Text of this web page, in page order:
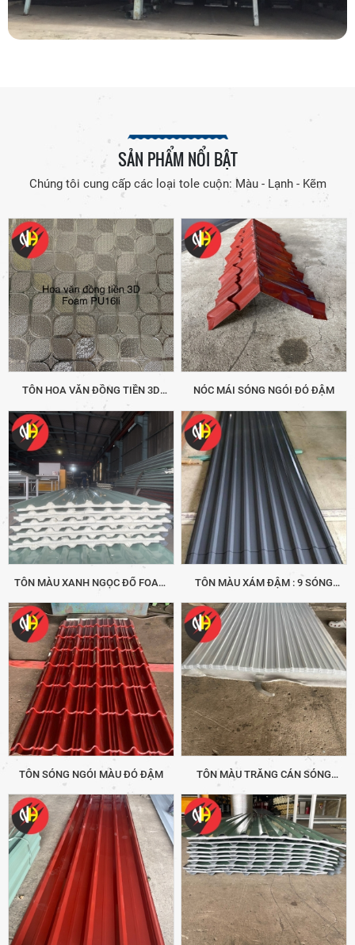
SẢN PHẨM NỔI BẬT
Chúng tôi cung cấp các loại tole cuộn: Màu - Lạnh - Kẽm
TÔN HOA VĂN ĐỒNG TIỀN 3D
NÓC MÁI SÓNG NGÓI ĐỎ ĐẬM
TÔN MÀU XANH NGỌC ĐỔ FOAM
PU 16LI : 9 SÓNG
TÔN MÀU XÁM ĐẬM : 9 SÓNG
TÔN SÓNG NGÓI MÀU ĐỎ ĐẬM
TÔN MÀU TRẮNG CÁN SÓNG